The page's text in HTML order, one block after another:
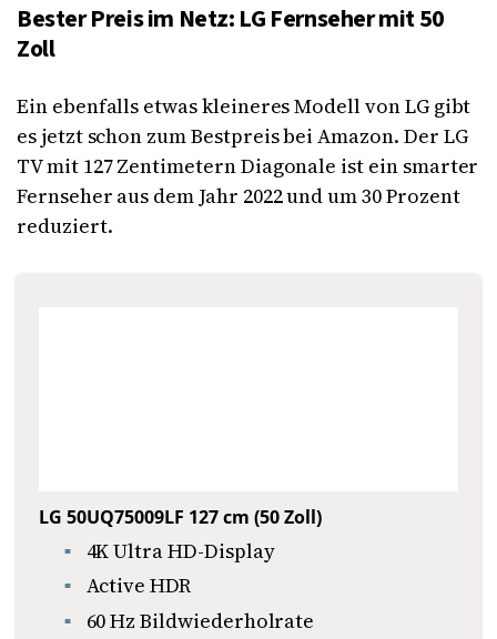
Bester Preis im Netz: LG Fernseher mit 50
Zoll
Ein ebenfalls etwas kleineres Modell von LG gibt
es jetzt schon zum Bestpreis bei Amazon. Der LG
TV mit 127 Zentimetern Diagonale ist ein smarter
Fernseher aus dem Jahr 2022 und um 30 Prozent
reduziert.
LG 50UQ75009LF 127 cm (50 Zoll)
4K Ultra HD-Display
Active HDR
60 Hz Bildwiederholrate